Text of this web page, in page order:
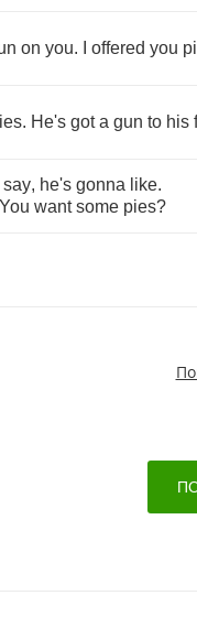
on you. offered you
. He's got a gun to his
say, he's gonna like.
You want some pies?